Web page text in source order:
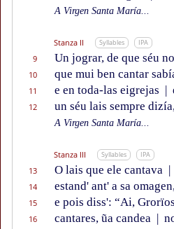
A Virgen Santa María...
Stanza II Syllables IPA
9 Un jograr, de que séu
10 que mui ben cantar
11 e en toda-las eigrejas |
12 un séu lais sempre
A Virgen Santa María...
Stanza III Syllables IPA
13 O lais que ele cantava |
14 estand' ant' a sa
15 e pois diss': “Ai,
16 cantares, ũa candea |